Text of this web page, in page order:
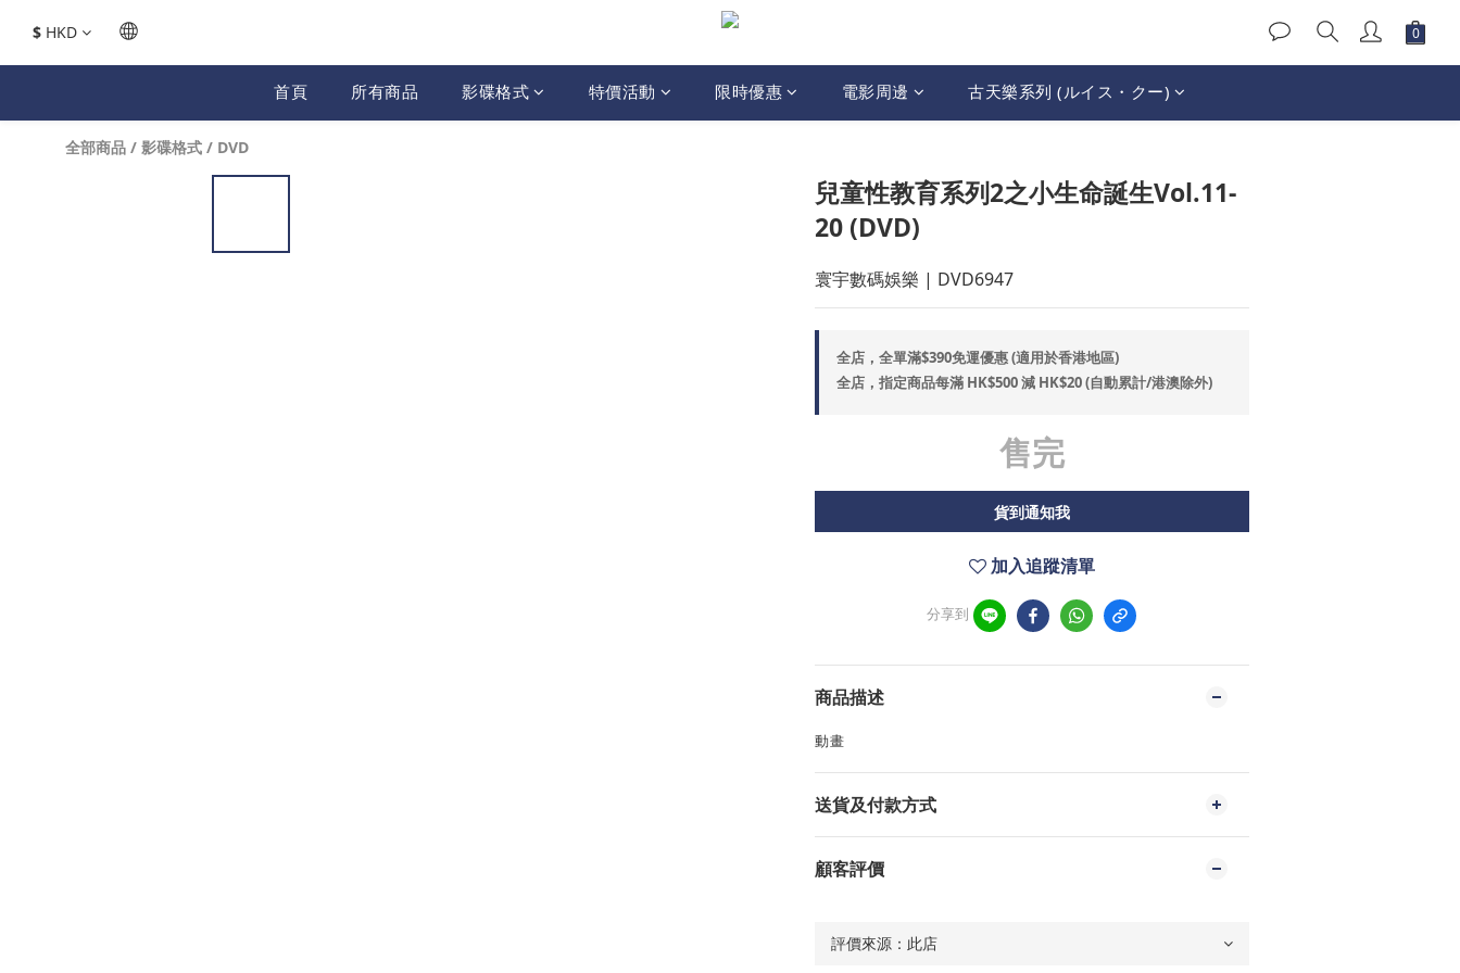
$ HKD
首頁 所有商品 影碟格式 特價活動 限時優惠 電影周邊 古天樂系列 (ルイス・クー)
全部商品 / 影碟格式 / DVD
兒童性教育系列2之小生命誕生Vol.11-
20 (DVD)
寰宇數碼娛樂 | DVD6947
全店，全單滿$390免運優惠 (適用於香港地區)
全店，指定商品每滿 HK$500 減 HK$20 (自動累計/港澳除外)
售完
貨到通知我
加入追蹤清單
分享到
商品描述
動畫
送貨及付款方式
顧客評價